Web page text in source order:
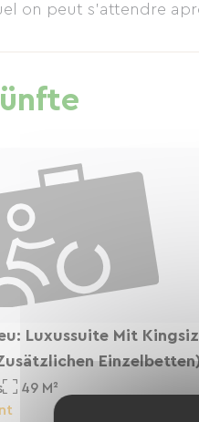
on peut s'attendre
Dans le jardin agréable et ombragé, il est
sous la tonnelle de
Luxussuite Mit
49 M²